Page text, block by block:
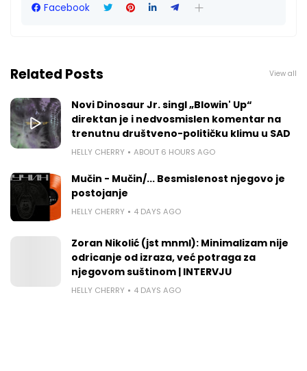
Facebook
Related Posts View all
Novi Dinosaur Jr. singl „Blowin' Up“
direktan je i nedvosmislen komentar na
trenutnu društveno-političku klimu u SAD
HELLY CHERRY ABOUT 6 HOURS AGO
Mučin - Mučin/... Besmislenost njegovo je
postojanje
HELLY CHERRY 4 DAYS AGO
Zoran Nikolić (jst mnml): Minimalizam nije
odricanje od izraza, već potraga za
njegovom suštinom | INTERVJU
HELLY CHERRY 4 DAYS AGO